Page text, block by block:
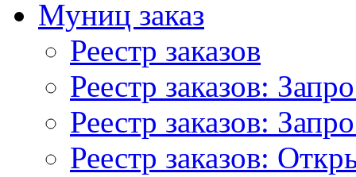
Муниц заказ
Реестр заказов
Реестр заказов:
Реестр заказов:
Реестр заказов: